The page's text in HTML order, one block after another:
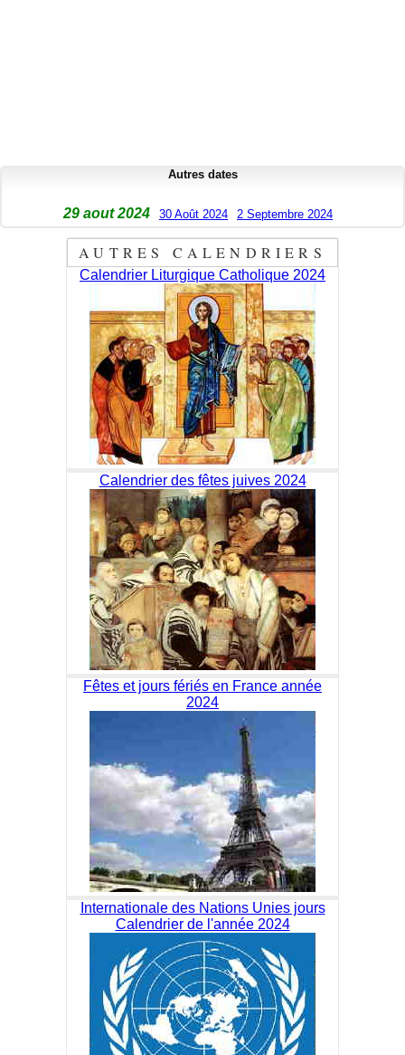
Autres dates
29 aout 2024 30 Août 2024 2 Septembre 2024
AUTRES CALENDRIERS
Calendrier Liturgique Catholique 2024
Calendrier des fêtes juives 2024
Fêtes et jours fériés en France année
2024
Internationale des Nations Unies jours
Calendrier de l'année 2024